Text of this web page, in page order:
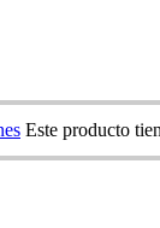
Este producto